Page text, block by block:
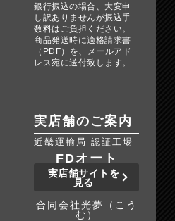
銀行振込の場合、大変申
し訳ありませんが振込手
数料はご負担ください。
商品発送時に適格請求書
（PDF）を、メールアド
レス宛に送付致します。
実店舗のご案内
近畿運輸局 認証工場
FDオート
実店舗サイトを
見る
合同会社光夢（こう
む）